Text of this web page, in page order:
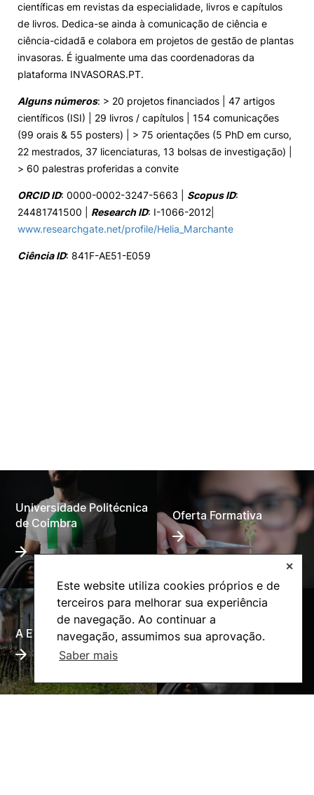
Este website utiliza cookies próprios e de
terceiros para melhorar sua experiência
de navegação. Ao continuar a
navegação, assumimos sua aprovação.
Saber mais
✕
científicas em revistas da especialidade, livros e capítulos
de livros. Dedica-se ainda à comunicação de ciência e
ciência-cidadã e colabora em projetos de gestão de plantas
invasoras. É igualmente uma das coordenadoras da
plataforma INVASORAS.PT.
Alguns números: > 20 projetos financiados | 47 artigos
científicos (ISI) | 29 livros / capítulos | 154 comunicações
(99 orais & 55 posters) | > 75 orientações (5 PhD em curso,
22 mestrados, 37 licenciaturas, 13 bolsas de investigação) |
> 60 palestras proferidas a convite
ORCID ID: 0000-0002-3247-5663 | Scopus ID:
24481741500 | Research ID: I-1066-2012|
www.researchgate.net/profile/Helia_Marchante
Ciência ID: 841F-AE51-E059
Universidade Politécnica
de Coimbra
Oferta Formativa
A ESAC Ação Social